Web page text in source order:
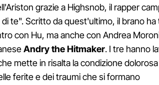
grazie a Highsnob, il rapper
te". Scritto da quest'ultimo, il brano
con Hu, ma anche con Andrea
Andry the Hitmaker. I tre hanno
mette in risalta la condizione dolorosa
ferite e dei traumi che si formano